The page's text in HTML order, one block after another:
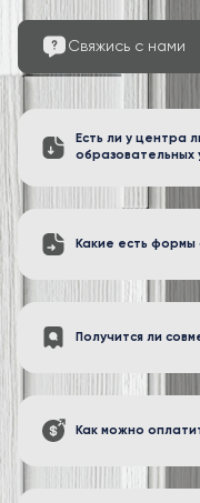
Свяжись с нами
Есть ли у центра
образовательных
Какие есть формы
Получится ли
Как можно